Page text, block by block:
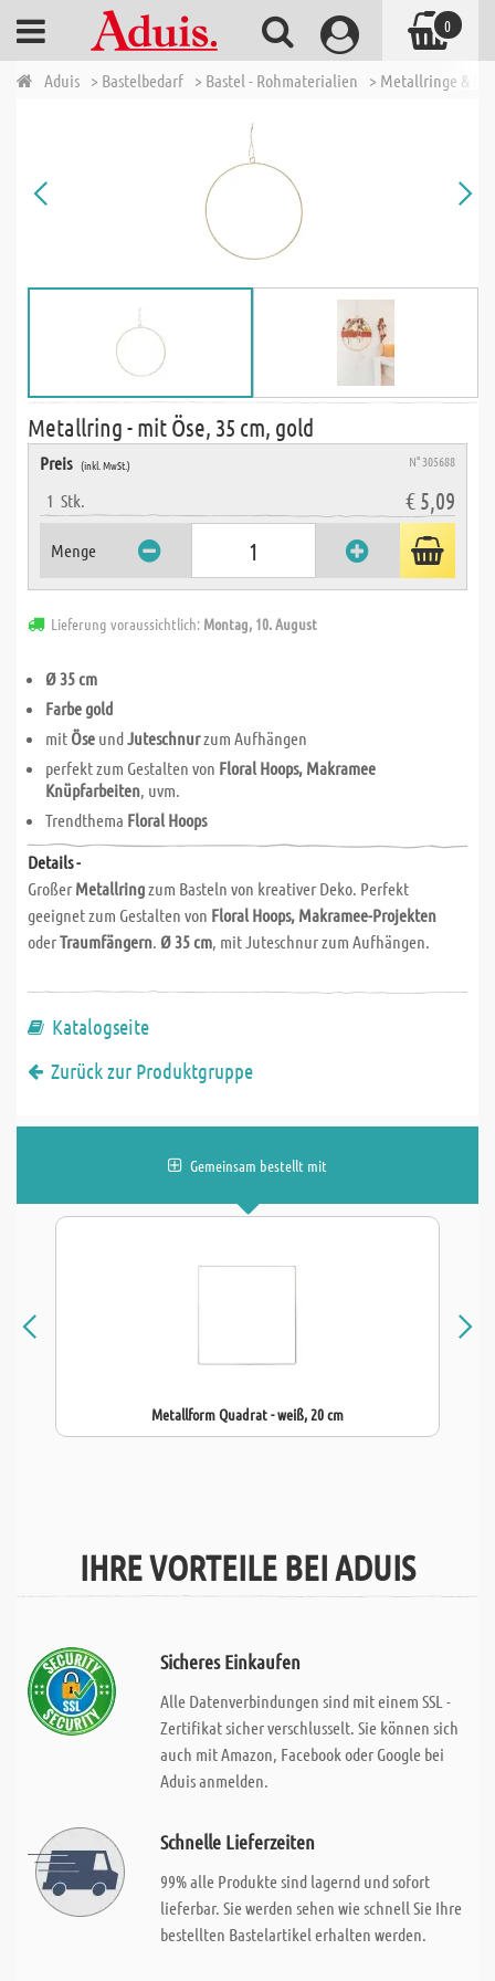
Aduis > Bastelbedarf > Bastel - Rohmaterialien > Metallringe &
Metallring - mit Öse, 35 cm, gold
Preis (inkl. MwSt.) N° 305688
1 Stk. € 5,09
Menge
Lieferung voraussichtlich: Montag, 10. August
Ø 35 cm
Farbe gold
mit Öse undJuteschnurzum Aufhängen
perfekt zum Gestalten von Floral Hoops, Makramee
Knüpfarbeiten, uvm.
Trendthema Floral Hoops
Details -
Großer Metallringzum Basteln von kreativer Deko. Perfekt
geeignet zum Gestalten von Floral Hoops, Makramee-Projekten
oderTraumfängern. Ø 35 cm, mit Juteschnur zum Aufhängen.
Katalogseite
Zurück zur Produktgruppe
Gemeinsam bestellt mit
Metallform Quadrat - weiß, 20 cm
IHRE VORTEILE BEI ADUIS
Sicheres Einkaufen
Alle Datenverbindungen sind mit einem SSL -
Zertifikat sicher verschlusselt. Sie können sich
auch mit Amazon, Facebook oder Google bei
Aduis anmelden.
Schnelle Lieferzeiten
99% alle Produkte sind lagernd und sofort
lieferbar. Sie werden sehen wie schnell Sie Ihre
bestellten Bastelartikel erhalten werden.
0